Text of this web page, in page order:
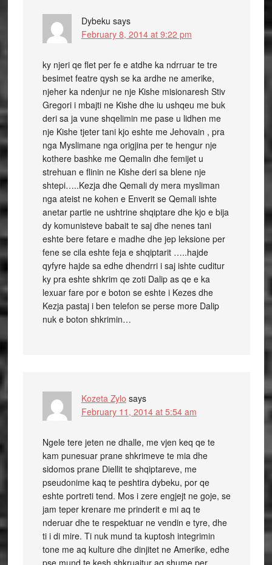
Dybeku says
February 8, 2014 at 9:22 pm
ky njeri qe flet per fe e atdhe ka ndrruar te tre
besimet featre qysh se ka ardhe ne amerike,
njeher ka ndenjur ne nje Kishe misionaresh Stiv
Gregori i mbajti ne Kishe dhe iu ushqeu me buk
deri sa ja vune shqelimin me pase u lidhen me
nje Kishe tjeter tani kjo eshte me Jehovain , pra
nga Myslimane nga origjina per te hengur nje
kothere bashke me Qemalin dhe femijet u
strehuan e flinin ne Kishe deri sa blene nje
shtepi…..Kezja dhe Qemali dy mera mysliman
nga ateist ne kohen e Enverit se Qemali ishte
anetar partie ne ushtrine shqiptare dhe kjo e bija
dy komunisteve babait te saj dhe nenes tani
eshte bere fetare e madhe dhe jep leksione per
fene se cila eshte feja e shqiptarit …..hajde
qyfyre hajde sa edhe dhendrri i saj ishte cuditur
ky pra eshte shkrim qe zoti Dalip as qe e ka
lexuar fare por e boton se eshte i Kezes dhe
Kezja pastaj i ben telefon se perse more Dalip
nuk e boton shkrimin…
Kozeta Zylo says
February 11, 2014 at 5:54 am
Ngele tere jeten ne dhalle, me vjen keq qe te
kam punesuar prane shkrimeve te mia dhe
sidomos prane Diellit te shqiptareve, me
pseudonime kaq te peshtira dybeku, por qe
eshte portreti tend. Mos i zere engjejt ne goje, se
jam teper krenare me prinderit e mi aq te
nderuar dhe te respektuar ne vendin e tyre, dhe
ti i di mire. Ti nuk mund ta kuptosh integrimin
tone me aq kulture dhe dinjitet ne Amerike, edhe
pse mund te kesh shkruajtur aq shume per